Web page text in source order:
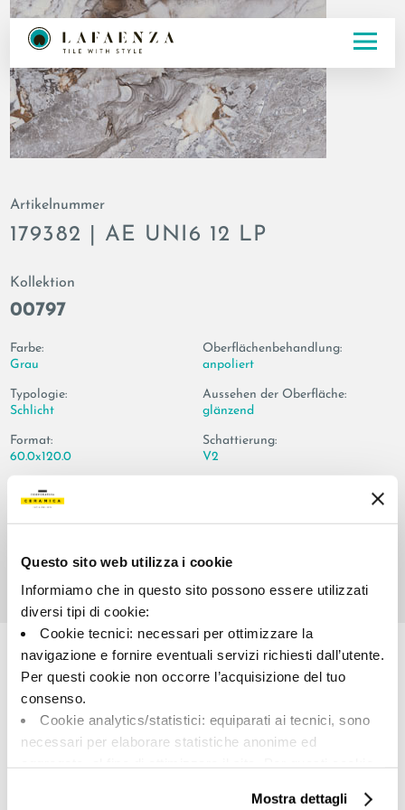
Questo sito web utilizza i cookie
Informiamo che in questo sito possono essere utilizzati
diversi tipi di cookie:
Cookie tecnici: necessari per ottimizzare la
navigazione e fornire eventuali servizi richiesti dall’utente.
Per questi cookie non occorre l’acquisizione del tuo
consenso.
Cookie analytics/statistici: equiparati ai tecnici, sono
necessari per elaborare statistiche anonime ed
Cookie di profilazione/marketing: sono utilizzati, solo
Mostra dettagli
Artikelnummer
179382 | AE UNI6 12 LP
Kollektion
00797
Farbe:
Grau
Typologie:
Schlicht
Format:
60.0x120.0
Oberflächenbehandlung:
anpoliert
Aussehen der Oberfläche:
glänzend
Schattierung:
V2
Share: